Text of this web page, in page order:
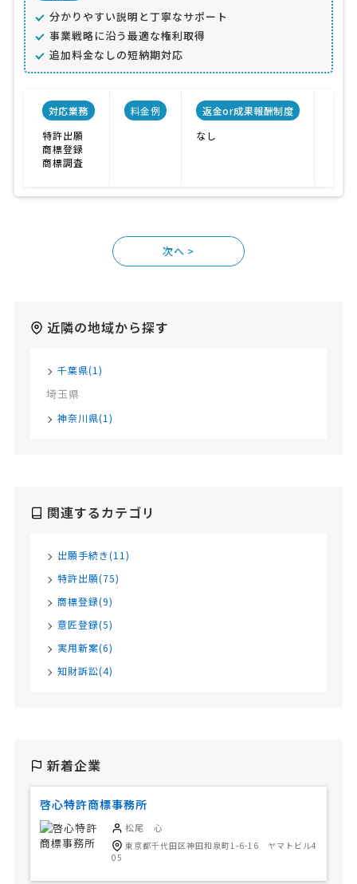
分かりやすい説明と丁寧なサポート
事業戦略に沿う最適な権利取得
追加料金なしの短納期対応
対応業務
特許出願
商標登録
商標調査
料金例
返金or成果報酬制度
なし
>
近隣の地域から探す
千葉県(1)
埼玉県
神奈川県(1)
関連するカテゴリ
出願手続き(11)
特許出願(75)
商標登録(9)
意匠登録(5)
実用新案(6)
知財訴訟(4)
新着企業
啓心特許商標事務所
松尾 心
東京都千代田区神田和泉町1-6-16 ヤマトビル4
05